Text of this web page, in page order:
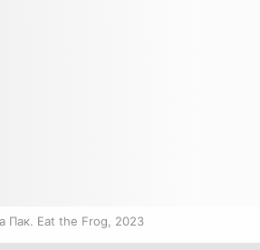
Пак. Eat the Frog, 2023